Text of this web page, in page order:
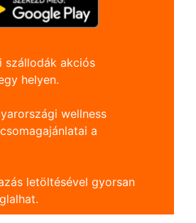
szállodák akciós
helyen.
wellness
a
letöltésével gyorsan